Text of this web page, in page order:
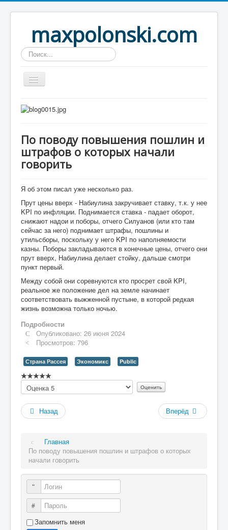
maxpolonski.com
Искать...
Home
Рассказы
Контакты
По поводу повышения пошлин и
штрафов о которых начали
говорить
Я об этом писал уже несколько раз.
Прут цены вверх - Набиулина закручивает ставку, т.к. у нее
KPI по инфляции. Поднимается ставка - падает оборот,
снижают надои и поборы, отчего Силуанов (или кто там
сейчас за него) поднимает штрафы, пошлины и
утильсборы, поскольку у него KPI по наполняемости
казны. Поборы закладываются в конечные цены, отчего они
прут вверх, Набиулина делает стойку, дальше смотри
пункт первый.
Между собой они соревнуются кто просрет свой KPI,
реальное же положение дел на земле начинает
соответствовать выжженной пустыне, в которой редкая
жизнь возможна только ночью.
Подробности
Опубликовано: 26 июня 2024
Просмотров: 796
Страна Рассея Экономикс Public
Рейтинг:
/
Пожалуйста,
оцените
Назад
Вперёд
Главная
По поводу повышения пошлин и штрафов о которых
начали говорить
Логин
Пароль
Запомнить меня